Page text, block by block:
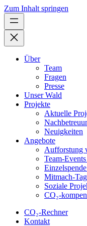
Zum Inhalt springen
Über
Team
Fragen
Presse
Unser Wald
Projekte
Aktuelle
Neuigkeiten
Angebote
Aufforstung
Team-
Mitmach-
Soziale
CO₂-
CO₂-Rechner
Kontakt